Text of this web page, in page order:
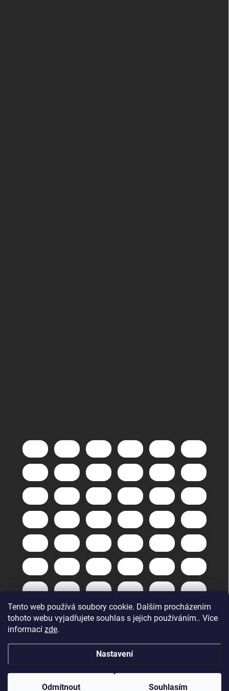
Tento web používá soubory cookie. Dalším procházením
tohoto webu vyjadřujete souhlas s jejich používáním.. Více
informací zde.
Nastavení
Odmítnout Souhlasím
Copyright 2026GuneXpert s.r.o.. Všechna práva vyhrazena.Upravit